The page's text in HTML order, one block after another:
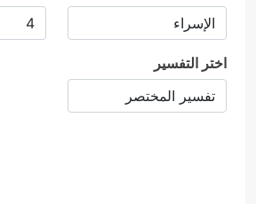
اختر التفسير